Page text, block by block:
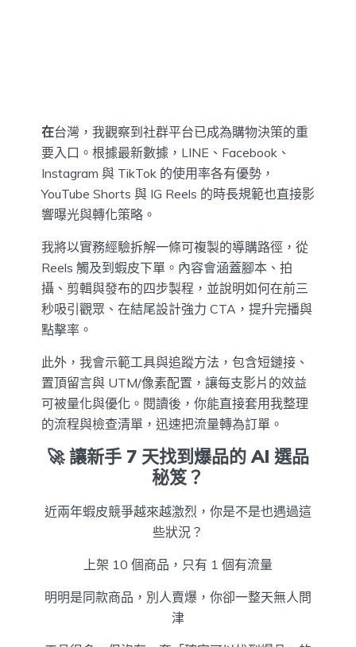
在台灣，我觀察到社群平台已成為購物決策的重
要入口。根據最新數據，LINE、Facebook、
Instagram 與 TikTok 的使用率各有優勢，
YouTube Shorts 與 IG Reels 的時長規範也直接影
響曝光與轉化策略。
我將以實務經驗拆解一條可複製的導購路徑，從
Reels 觸及到蝦皮下單。內容會涵蓋腳本、拍
攝、剪輯與發布的四步製程，並說明如何在前三
秒吸引觀眾、在結尾設計強力 CTA，提升完播與
點擊率。
此外，我會示範工具與追蹤方法，包含短鏈接、
置頂留言與 UTM/像素配置，讓每支影片的效益
可被量化與優化。閱讀後，你能直接套用我整理
的流程與檢查清單，迅速把流量轉為訂單。
🚀 讓新手 7 天找到爆品的 AI 選品
秘笈？
近兩年蝦皮競爭越來越激烈，你是不是也遇過這
些狀況？
上架 10 個商品，只有 1 個有流量
明明是同款商品，別人賣爆，你卻一整天無人問
津